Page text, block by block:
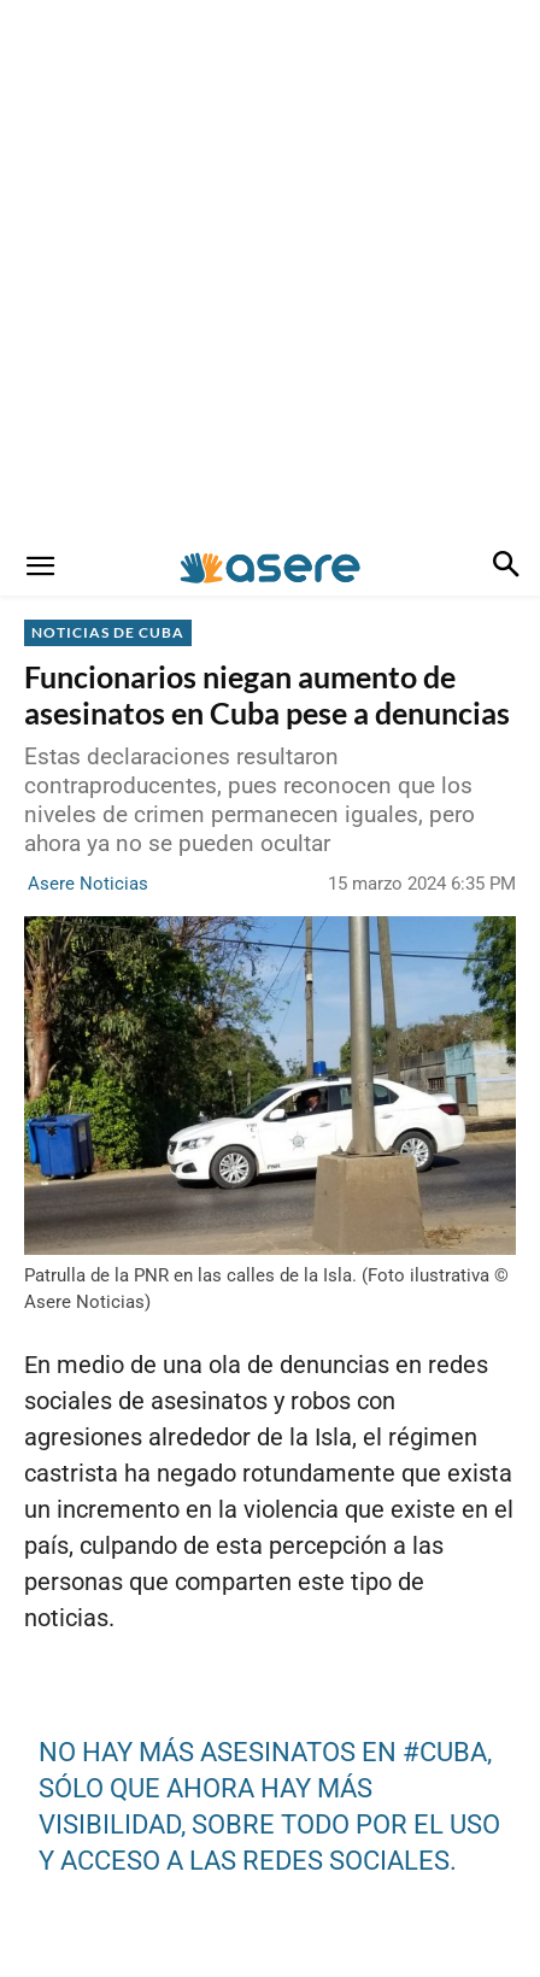
NOTICIAS DE CUBA
Funcionarios niegan aumento de
asesinatos en Cuba pese a denuncias
Estas declaraciones resultaron
contraproducentes, pues reconocen que los
niveles de crimen permanecen iguales, pero
ahora ya no se pueden ocultar
Asere Noticias 15 marzo 2024 6:35 PM
Patrulla de la PNR en las calles de la Isla. (Foto ilustrativa ©
Asere Noticias)
En medio de una ola de denuncias en redes
sociales de asesinatos y robos con
agresiones alrededor de la Isla, el régimen
castrista ha negado rotundamente que exista
un incremento en la violencia que existe en el
país, culpando de esta percepción a las
personas que comparten este tipo de
noticias.
NO HAY MÁS ASESINATOS EN #CUBA,
SÓLO QUE AHORA HAY MÁS
VISIBILIDAD, SOBRE TODO POR EL USO
Y ACCESO A LAS REDES SOCIALES.